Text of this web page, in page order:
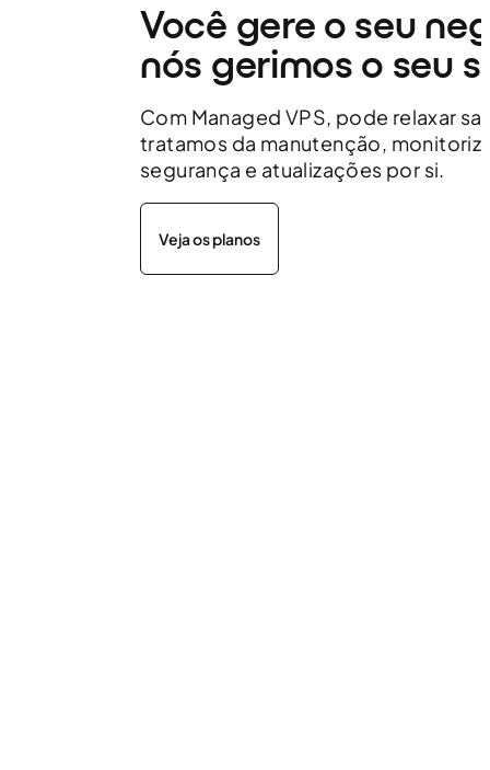
Você gere o seu
nós gerimos o seu
Com Managed VPS, pode relaxar
tratamos da manutenção,
segurança e atualizações por si.
Veja os planos